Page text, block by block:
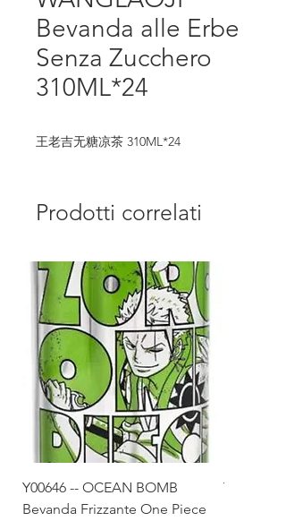
Bevanda alle Erbe
Senza Zucchero
310ML*24
王老吉无糖凉茶 310ML*24
Prodotti correlati
Y00646 -- OCEAN BOMB
Bevanda Frizzante One Piece
Y00645 --